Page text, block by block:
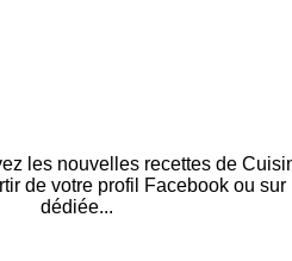
les nouvelles recettes de
de votre profil Facebook ou sur
dédiée...